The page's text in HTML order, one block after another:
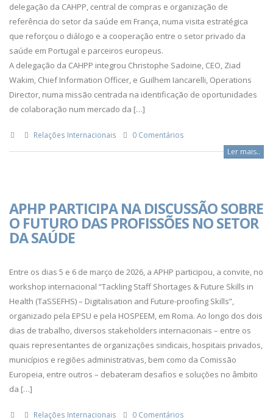
delegação da CAHPP, central de compras e organização de
referência do setor da saúde em França, numa visita estratégica
que reforçou o diálogo e a cooperação entre o setor privado da
saúde em Portugal e parceiros europeus.
A delegação da CAHPP integrou Christophe Sadoine, CEO, Ziad
Wakim, Chief Information Officer, e Guilhem Iancarelli, Operations
Director, numa missão centrada na identificação de oportunidades
de colaboração num mercado da […]
Relações Internacionais 0 Comentários
Ler mais..
APHP PARTICIPA NA DISCUSSÃO SOBRE
O FUTURO DAS PROFISSÕES NO SETOR
DA SAÚDE
Entre os dias 5 e 6 de março de 2026, a APHP participou, a convite, no
workshop internacional “Tackling Staff Shortages & Future Skills in
Health (TaSSEFHS) – Digitalisation and Future-proofing Skills”,
organizado pela EPSU e pela HOSPEEM, em Roma. Ao longo dos dois
dias de trabalho, diversos stakeholders internacionais – entre os
quais representantes de organizações sindicais, hospitais privados,
municípios e regiões administrativas, bem como da Comissão
Europeia, entre outros – debateram desafios e soluções no âmbito
da […]
Relações Internacionais 0 Comentários